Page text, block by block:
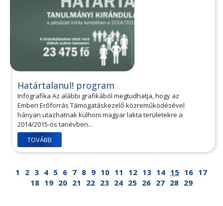
Határtalanul! program
Infografika Az alábbi grafikából megtudhatja, hogy az
Emberi Erőforrás Támogatáskezelő közreműködésével
hányan utazhatnak külhoni magyar lakta területekre a
2014/2015-ös tanévben...
TOVÁBB
1 2 3 4 5 6 7 8 9 10 11 12 13 14 15 16 17
18 19 20 21 22 23 24 25 26 27 28 29